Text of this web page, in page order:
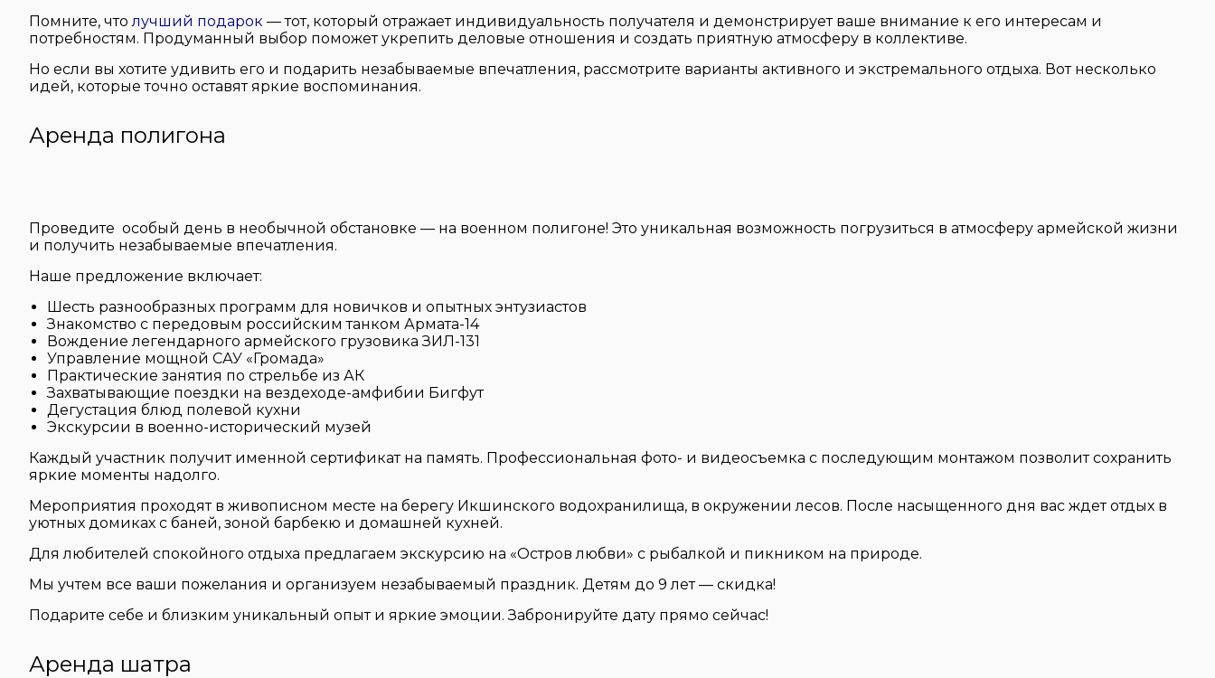
Помните, чтолучший подарок — тот, который отражает индивидуальность получателя и демонстрирует ваше внимание к его интересам и
потребностям. Продуманный выбор поможет укрепить деловые отношения и создать приятную атмосферу в коллективе.
Но если вы хотите удивить его и подарить незабываемые впечатления, рассмотрите варианты активного и экстремального отдыха. Вот несколько
идей, которые точно оставят яркие воспоминания.
Аренда полигона
Проведите особый день в необычной обстановке — на военном полигоне! Это уникальная возможность погрузиться в атмосферу армейской жизни
и получить незабываемые впечатления.
Наше предложение включает:
Шесть разнообразных программ для новичков и опытных энтузиастов
Знакомство с передовым российским танком Армата-14
Вождение легендарного армейского грузовика ЗИЛ-131
Управление мощной САУ «Громада»
Практические занятия по стрельбе из АК
Захватывающие поездки на вездеходе-амфибии Бигфут
Дегустация блюд полевой кухни
Экскурсии в военно-исторический музей
Каждый участник получит именной сертификат на память. Профессиональная фото- и видеосъемка с последующим монтажом позволит сохранить
яркие моменты надолго.
Мероприятия проходят в живописном месте на берегу Икшинского водохранилища, в окружении лесов. После насыщенного дня вас ждет отдых в
уютных домиках с баней, зоной барбекю и домашней кухней.
Для любителей спокойного отдыха предлагаем экскурсию на «Остров любви» с рыбалкой и пикником на природе.
Мы учтем все ваши пожелания и организуем незабываемый праздник. Детям до 9 лет — скидка!
Подарите себе и близким уникальный опыт и яркие эмоции. Забронируйте дату прямо сейчас!
Аренда шатра